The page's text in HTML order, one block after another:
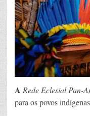
A Rede Eclesial Pan-
para os povos